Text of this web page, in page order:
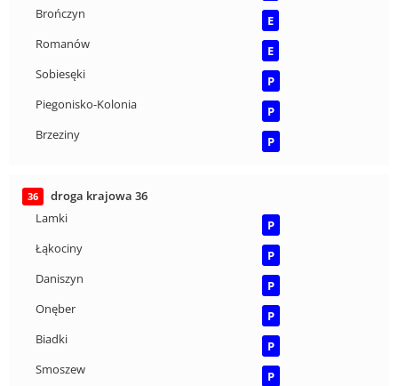
Brończyn
E
Romanów
E
Sobiesęki
P
Piegonisko-Kolonia
P
Brzeziny
P
36
droga krajowa 36
Lamki
P
Łąkociny
P
Daniszyn
P
Onęber
P
Biadki
P
Smoszew
P